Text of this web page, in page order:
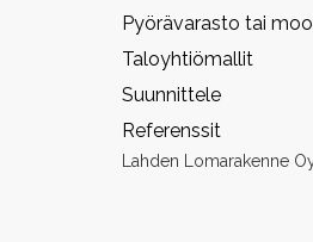
Pyörävarasto tai
Taloyhtiömallit
Suunnittele
Referenssit
Lahden Lomarakenne